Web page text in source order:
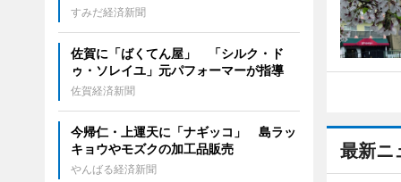
最新ニ
すみだ経済新聞
佐賀に「ばくてん屋」 「シルク・ド
ゥ・ソレイユ」元パフォーマーが指導
佐賀経済新聞
今帰仁・上運天に「ナギッコ」 島ラッ
キョウやモズクの加工品販売
やんばる経済新聞